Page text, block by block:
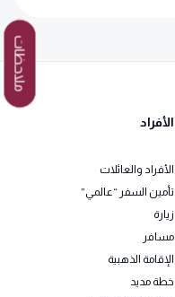
الأفراد
الأفراد والعائلات
تأمين السفر “عالمي”
زيارة
مسافر
الإقامة الذهبية
خطة مديد
ملاحظات